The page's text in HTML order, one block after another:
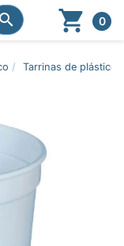

  0
Tarrinas de plástico